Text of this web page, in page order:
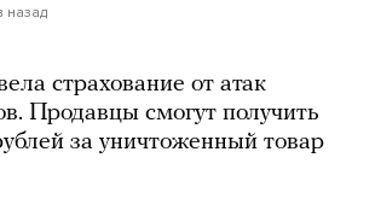
назад
страхование от атак
Продавцы смогут получить
за уничтоженный товар